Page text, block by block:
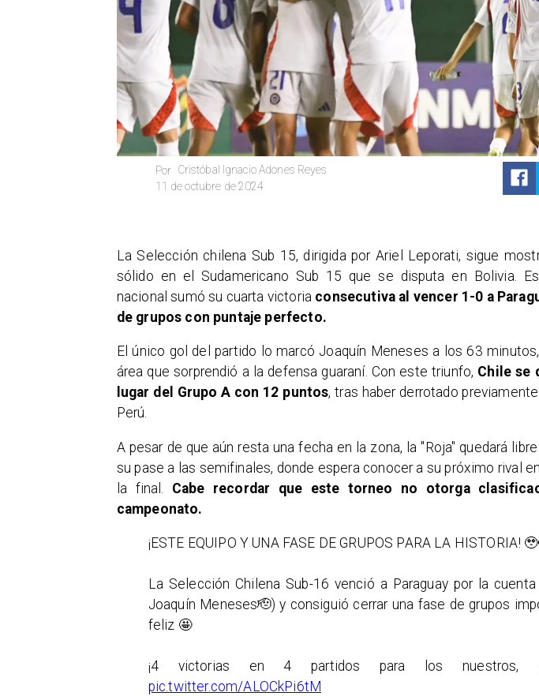
Cristóbal Ignacio Adones Reyes
Por
11 de octubre de 2024
La Selección chilena Sub 15, dirigida por Ariel Leporati, sigue
sólido en el Sudamericano Sub 15 que se disputa en Bolivia.
nacional sumó su cuarta victoria consecutiva al vencer 1-0 a
de grupos con puntaje perfecto.
El único gol del partido lo marcó Joaquín Meneses a los 63
área que sorprendió a la defensa guaraní. Con este triunfo, Chile se
lugar del Grupo A con 12 puntos, tras haber derrotado
Perú.
A pesar de que aún resta una fecha en la zona, la "Roja" quedará
su pase a las semifinales, donde espera conocer a su próximo rival
la final. Cabe recordar que este torneo no otorga
campeonato.
¡ESTE EQUIPO Y UNA FASE DE GRUPOS PARA LA HISTORIA!
La Selección Chilena Sub-16 venció a Paraguay por la
Joaquín Meneses🫡) y consiguió cerrar una fase de grupos
feliz 🤩
¡4 victorias en 4 partidos para los nuestros,
pic.twitter.com/ALOCkPi6tM